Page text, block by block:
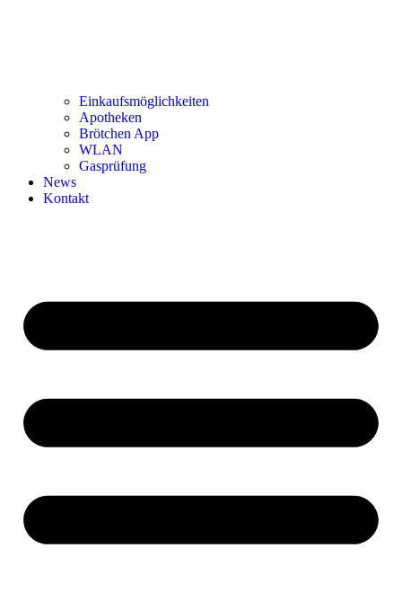
Einkaufsmöglichkeiten
Apotheken
Brötchen App
WLAN
Gasprüfung
News
Kontakt